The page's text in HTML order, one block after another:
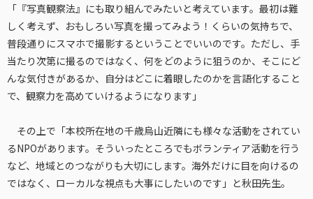
「『写真観察法』にも取り組んでみたいと考えています。最初は難
しく考えず、おもしろい写真を撮ってみよう！くらいの気持ちで、
普段通りにスマホで撮影するということでいいのです。ただし、手
当たり次第に撮るのではなく、何をどのように狙うのか、そこにど
んな気付きがあるか、自分はどこに着眼したのかを言語化すること
で、観察力を高めていけるようになります」
その上で「本校所在地の千歳烏山近隣にも様々な活動をされてい
るNPOがあります。そういったところでもボランティア活動を行う
など、地域とのつながりも大切にします。海外だけに目を向けるの
ではなく、ローカルな視点も大事にしたいのです」と秋田先生。